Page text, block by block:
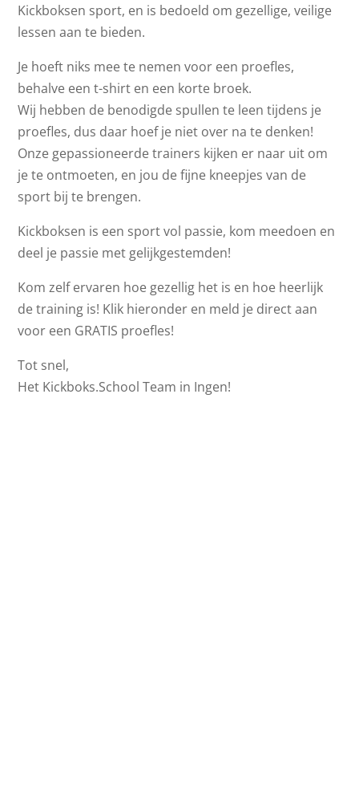
Kickboksen sport, en is bedoeld om gezellige, veilige
lessen aan te bieden.
Je hoeft niks mee te nemen voor een proefles,
behalve een t-shirt en een korte broek.
Wij hebben de benodigde spullen te leen tijdens je
proefles, dus daar hoef je niet over na te denken!
Onze gepassioneerde trainers kijken er naar uit om
je te ontmoeten, en jou de fijne kneepjes van de
sport bij te brengen.
Kickboksen is een sport vol passie, kom meedoen en
deel je passie met gelijkgestemden!
Kom zelf ervaren hoe gezellig het is en hoe heerlijk
de training is! Klik hieronder en meld je direct aan
voor een GRATIS proefles!
Tot snel,
Het Kickboks.School Team in Ingen!